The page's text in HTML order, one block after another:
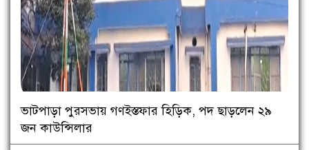
ভাটপাড়া পুরসভায় গণইস্তফার হিড়িক, পদ ছাড়লেন ২৯
জন কাউন্সিলার